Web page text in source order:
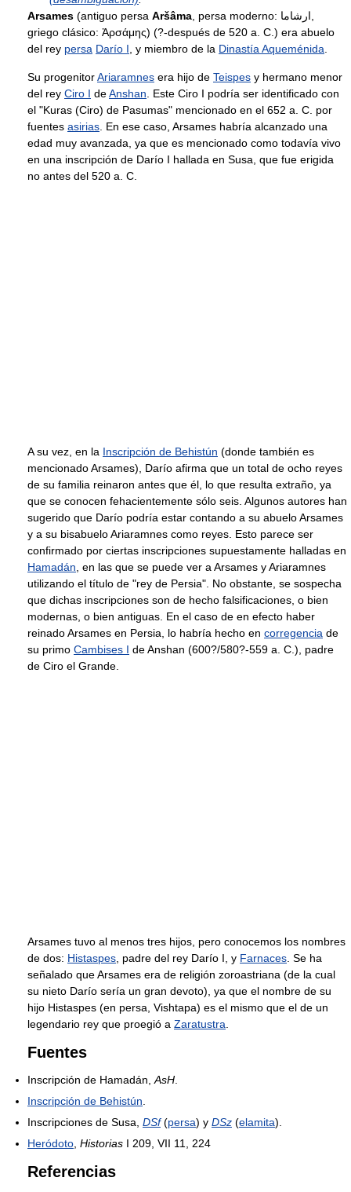
Arsames (antiguo persa Aršâma , persa moderno: ارشاما,
griego clásico: Ἀρσάμης) (?-después de 520 a. C.) era abuelo
del rey persa Darío I , y miembro de la Dinastía Aqueménida
Su progenitorAriaramnes era hijo de Teispes y hermano menor
del rey Ciro I deAnshan . Este Ciro I podría ser identificado con
el "Kuras (Ciro) de Pasumas" mencionado en el 652 a. C. por
fuentes asirias . En ese caso, Arsames habría alcanzado una
edad muy avanzada, ya que es mencionado como todavía vivo
en una inscripción de Darío I hallada en Susa, que fue erigida
no antes del 520 a. C.
A su vez, en la Inscripción de Behistún (donde también es
mencionado Arsames), Darío afirma que un total de ocho reyes
de su familia reinaron antes que él, lo que resulta extraño, ya
que se conocen fehacientemente sólo seis. Algunos autores han
sugerido que Darío podría estar contando a su abuelo Arsames
y a su bisabuelo Ariaramnes como reyes. Esto parece ser
confirmado por ciertas inscripciones supuestamente halladas en
Hamadán , en las que se puede ver a Arsames y Ariaramnes
utilizando el título de "rey de Persia". No obstante, se sospecha
que dichas inscripciones son de hecho falsificaciones, o bien
modernas, o bien antiguas. En el caso de en efecto haber
reinado Arsames en Persia, lo habría hecho en corregencia de
su primo Cambises I de Anshan (600?/580?-559 a. C.), padre
de Ciro el Grande.
Arsames tuvo al menos tres hijos, pero conocemos los nombres
de dos: Histaspes , padre del rey Darío I, y Farnaces . Se ha
señalado que Arsames era de religión zoroastriana (de la cual
su nieto Darío sería un gran devoto), ya que el nombre de su
hijo Histaspes (en persa, Vishtapa) es el mismo que el de un
legendario rey que proegió a Zaratustra
Fuentes
Inscripción de Hamadán, AsH
Inscripción de Behistún
Inscripciones de Susa, DSf(persa) y DSz (elamita).
Heródoto Historias I 209, VII 11, 224
Referencias